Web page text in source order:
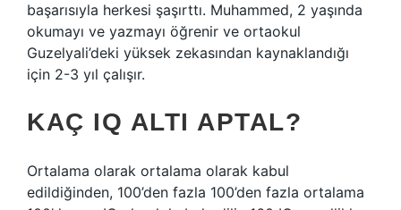
başarısıyla herkesi şaşırttı. Muhammed, 2 yaşında
okumayı ve yazmayı öğrenir ve ortaokul
Guzelyali’deki yüksek zekasından kaynaklandığı
için 2-3 yıl çalışır.
KAÇ IQ ALTI APTAL?
Ortalama olarak ortalama olarak kabul
edildiğinden, 100’den fazla 100’den fazla ortalama